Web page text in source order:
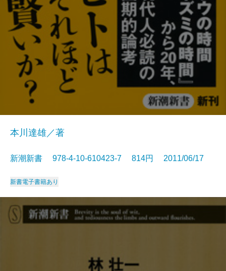
本川達雄／著
新潮新書 978-4-10-610423-7 814円 2011/06/17
新書電子書籍あり